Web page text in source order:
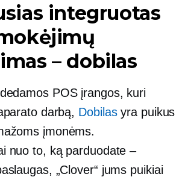
integruotas
– dobilas
POS įrangos, kuri
darbą, Dobilasyra puikus
įmonėms.
nuo to, ką parduodate –
„Clover“ jums puikiai